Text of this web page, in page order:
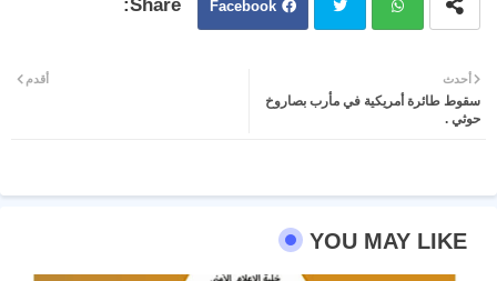
Facebook
ter atsa
أحدث
سقوط طائرة أمريكية في مأرب بصاروخ
حوثي .
أقدم
YOU MAY LIKE